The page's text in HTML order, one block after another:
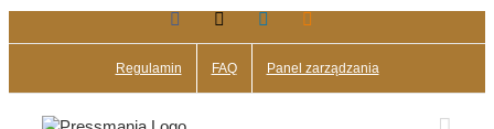
do
Facebook LinkedIn
Regulamin FAQ Panel zarządzania